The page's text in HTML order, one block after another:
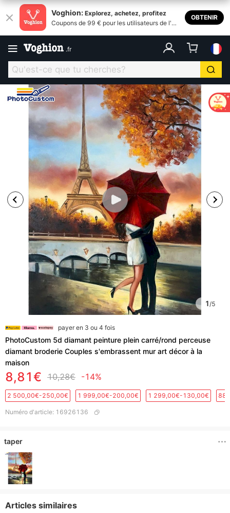
Voghion: Explorez, achetez, profitez
Coupons de 99 € pour les utilisateurs de l'ap
OBTENIR
.fr
1/5
payer en 3 ou 4 fois
PhotoCustom 5d diamant peinture plein carré/rond perceuse
diamant broderie Couples s'embrassent mur art décor à la
maison
8,81€ 10,28€ -14%
2 500,00€-250,00€ 1 999,00€-200,00€ 1 299,00€-130,00€
Numéro d'article: 16926136
taper
Articles similaires